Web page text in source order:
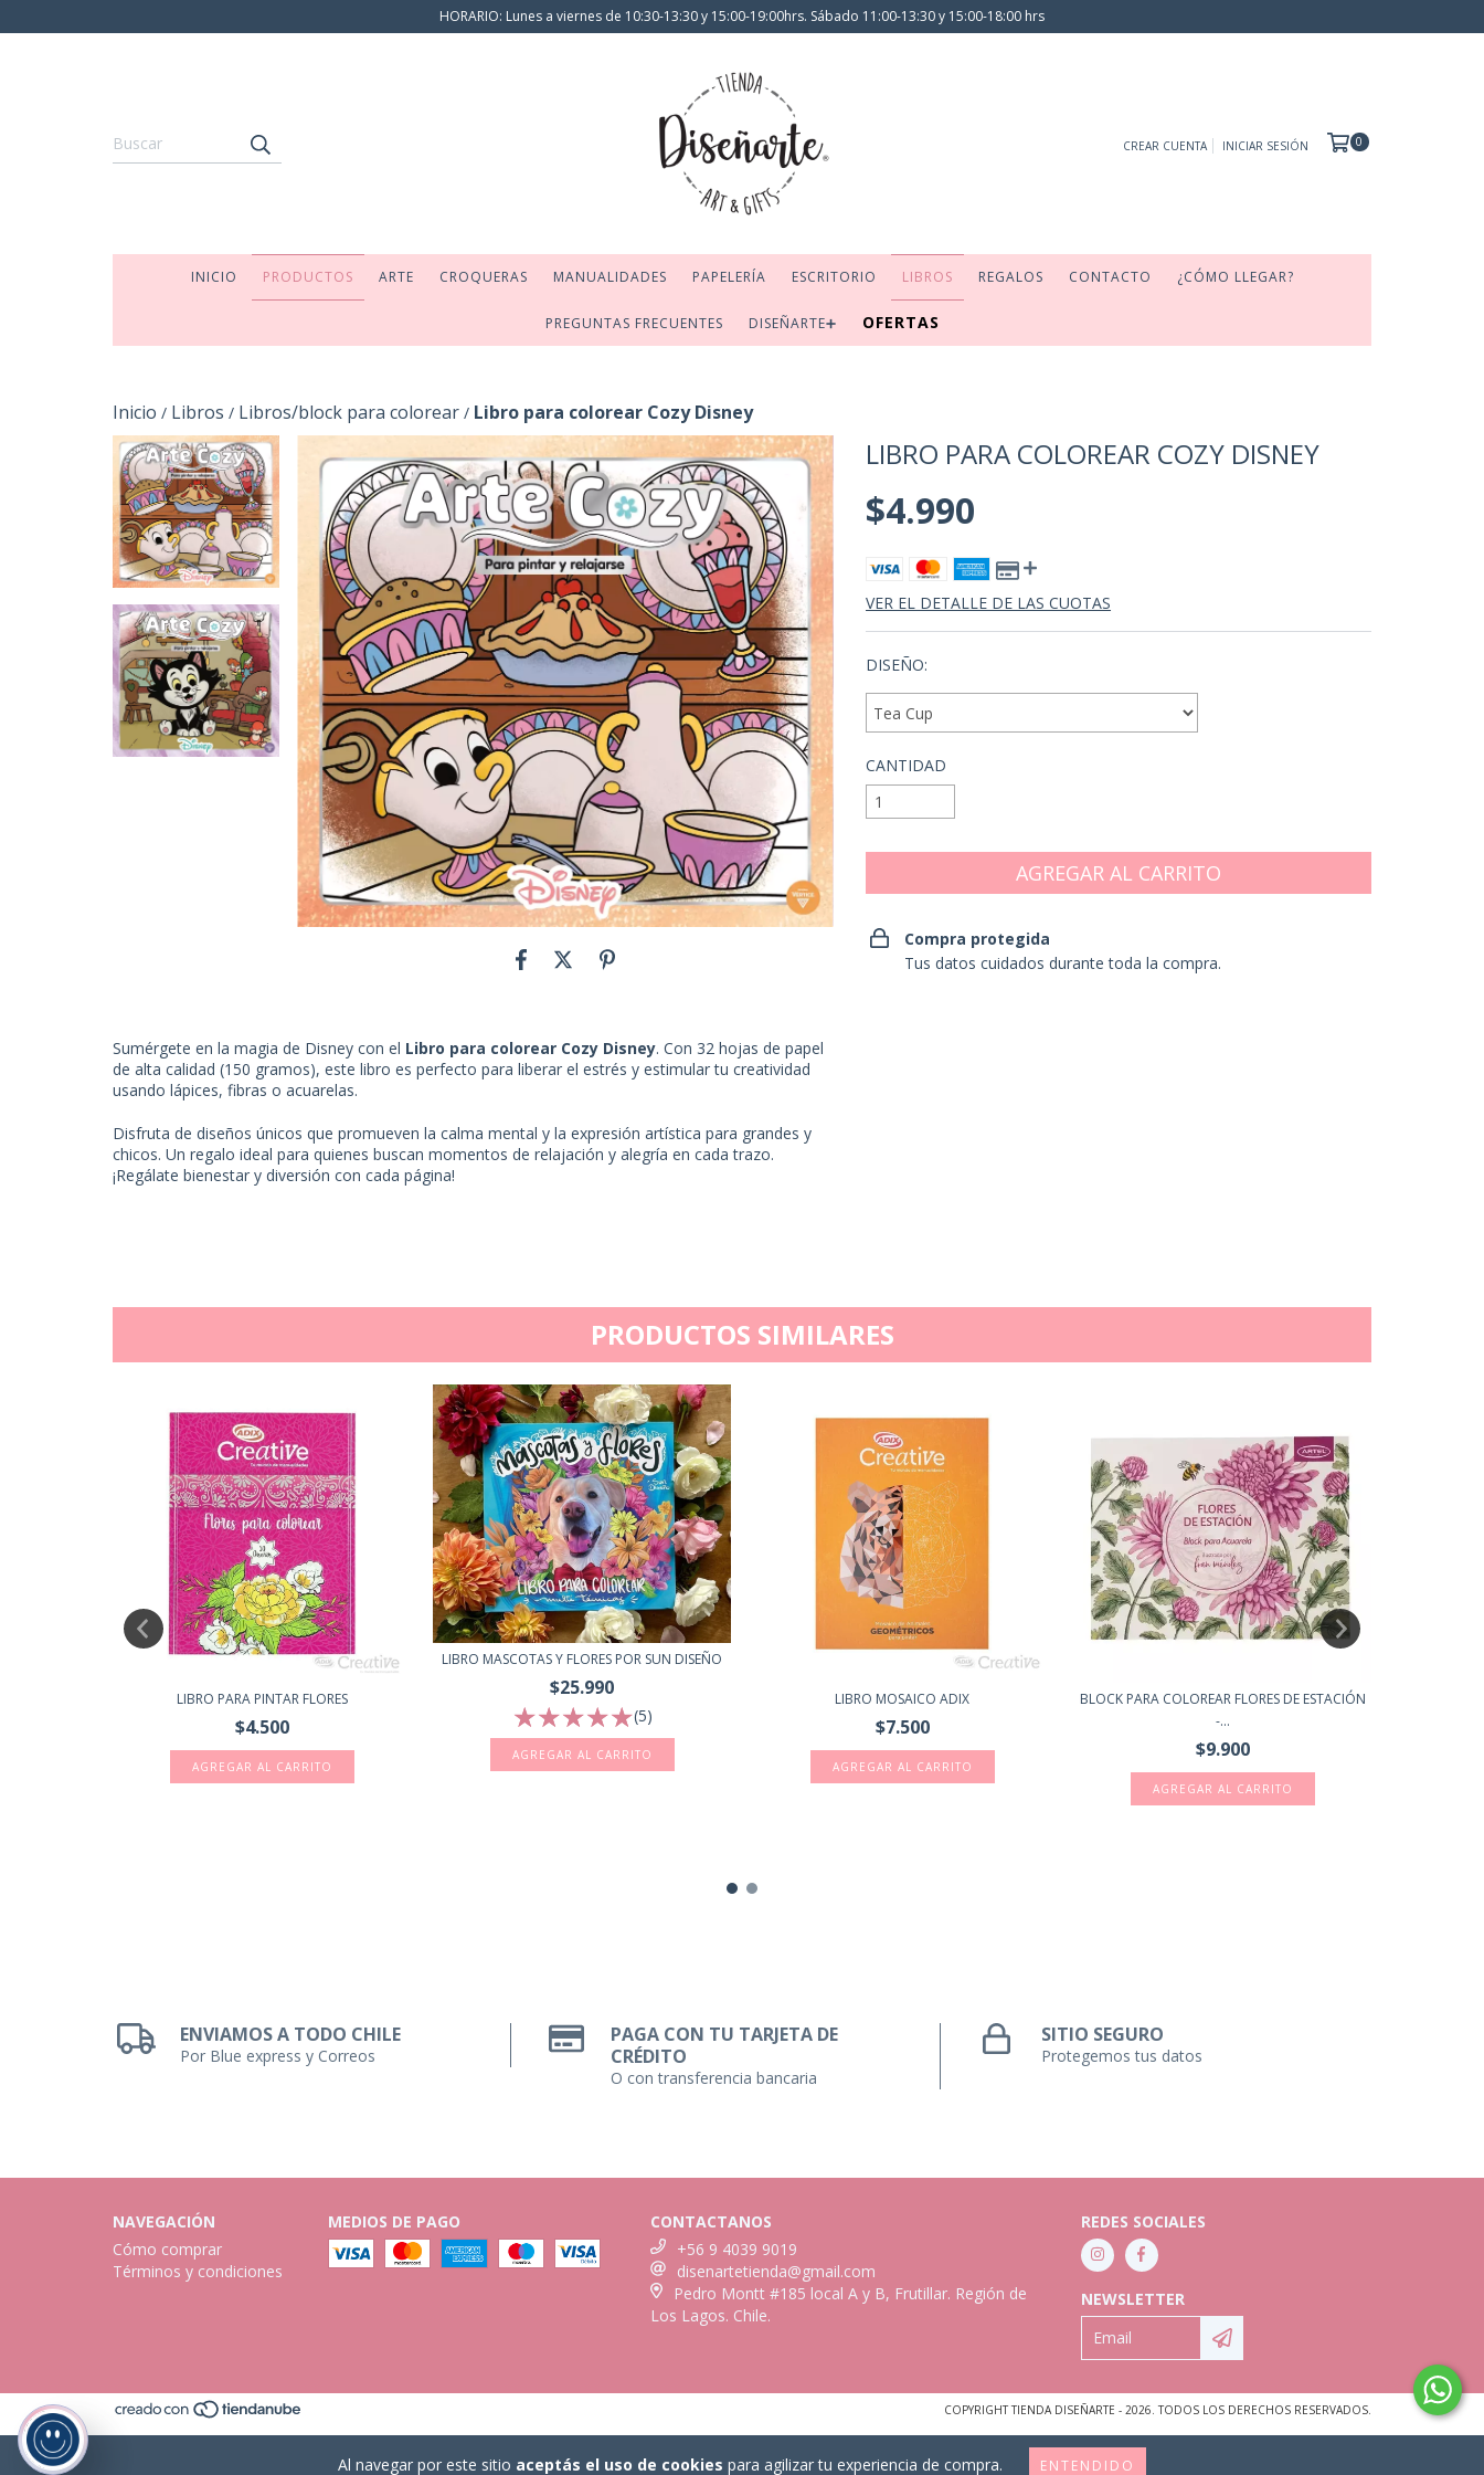
Al navegar por este sitio aceptás el uso de cookies para agilizar tu experiencia de compra. ENTENDIDO
HORARIO: Lunes a viernes de 10:30-13:30 y 15:00-19:00hrs. Sábado 11:00-13:30 y 15:00-18:00 hrs
CREAR CUENTA INICIAR SESIÓN 0
INICIO PRODUCTOS ARTE CROQUERAS MANUALIDADES PAPELERÍA ESCRITORIO LIBROS REGALOS CONTACTO ¿CÓMO LLEGAR?
PREGUNTAS FRECUENTES DISEÑARTE➕ OFERTAS
Inicio / Libros / Libros/block para colorear / Libro para colorear Cozy Disney
Sumérgete en la magia de Disney con el Libro para colorear Cozy Disney. Con 32 hojas de papel
de alta calidad (150 gramos), este libro es perfecto para liberar el estrés y estimular tu creatividad
usando lápices, fibras o acuarelas.
Disfruta de diseños únicos que promueven la calma mental y la expresión artística para grandes y
chicos. Un regalo ideal para quienes buscan momentos de relajación y alegría en cada trazo.
¡Regálate bienestar y diversión con cada página!
LIBRO PARA COLOREAR COZY DISNEY
$4.990
VER EL DETALLE DE LAS CUOTAS
DISEÑO:
CANTIDAD
Compra protegida
Tus datos cuidados durante toda la compra.
PRODUCTOS SIMILARES
LIBRO PARA PINTAR FLORES
$4.500
LIBRO MASCOTAS Y FLORES POR SUN DISEÑO
$25.990
(5)
LIBRO MOSAICO ADIX
$7.500
BLOCK PARA COLOREAR FLORES DE ESTACIÓN
-...
$9.900
ENVIAMOS A TODO CHILE
Por Blue express y Correos
PAGA CON TU TARJETA DE
CRÉDITO
O con transferencia bancaria
SITIO SEGURO
Protegemos tus datos
NAVEGACIÓN
Cómo comprar
Términos y condiciones
MEDIOS DE PAGO
CONTACTANOS
+56 9 4039 9019
disenartetienda@gmail.com
Pedro Montt #185 local A y B, Frutillar. Región de
Los Lagos. Chile.
REDES SOCIALES
NEWSLETTER
COPYRIGHT TIENDA DISEÑARTE - 2026. TODOS LOS DERECHOS RESERVADOS.